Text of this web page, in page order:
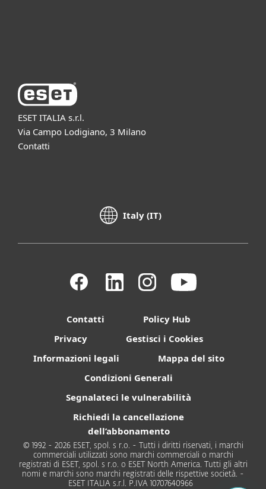
ESET ITALIA s.r.l.
Via Campo Lodigiano, 3 Milano
Contatti
Italy (IT)
Contatti
Policy Hub
Privacy
Gestisci i Cookies
Informazioni legali
Mappa del sito
Condizioni Generali
Segnalateci le vulnerabilità
Richiedi la cancellazione
dell’abbonamento
© 1992 - 2026 ESET, spol. s r.o. - Tutti i diritti riservati, i marchi
commerciali utilizzati sono marchi commerciali o marchi
registrati di ESET, spol. s r.o. o ESET North America. Tutti gli altri
nomi e marchi sono marchi registrati delle rispettive società. -
ESET ITALIA s.r.l. P.IVA 10707640966